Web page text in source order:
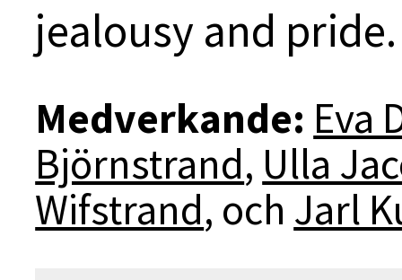
jealousy and
Medverkande: Eva
Björnstrand, Ulla
Wifstrand, och Jarl